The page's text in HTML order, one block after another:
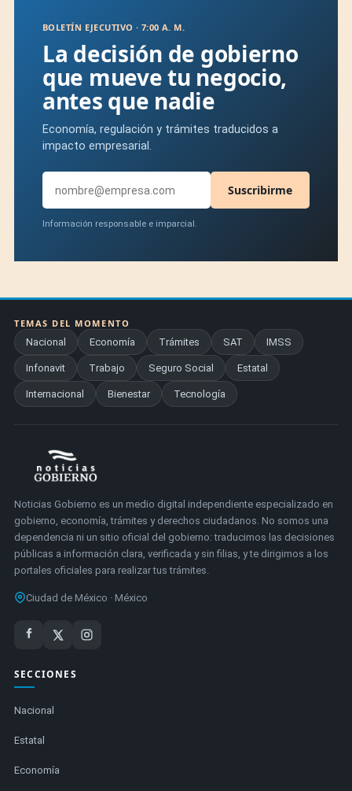
BOLETÍN EJECUTIVO · 7:00 A. M.
La decisión de gobierno
que mueve tu negocio,
antes que nadie
Economía, regulación y trámites traducidos a
impacto empresarial.
Suscribirme
Información responsable e imparcial.
TEMAS DEL MOMENTO
Nacional
Economía Trámites SAT IMSS
Infonavit Trabajo Seguro Social Estatal
Internacional Bienestar Tecnología
Noticias Gobierno es un medio digital independiente especializado en
gobierno, economía, trámites y derechos ciudadanos. No somos una
dependencia ni un sitio oficial del gobierno: traducimos las decisiones
públicas a información clara, verificada y sin filias, y te dirigimos a los
portales oficiales para realizar tus trámites.
Ciudad de México · México
SECCIONES
Nacional
Estatal
Economía